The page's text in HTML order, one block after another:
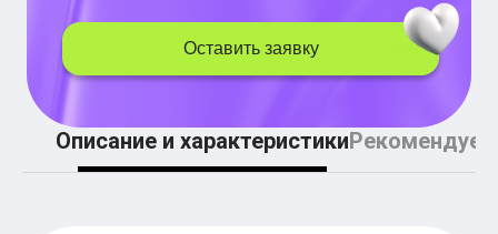
Легкие аккорды (простые песни)
Аккорды со словами (вокал)
BEARWOLF
Мари Краймбрери
Комната культуры
XOLIDAYBOY
Ёлка
Оставить заявку
Описание и характеристикиРекомендуем